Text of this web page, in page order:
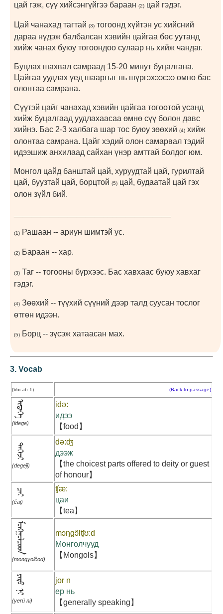
цай гэж, сүү хийсэнгүйгээ бараан (2) цай гэдэг.
Цай чанахад тагтай (3) тогоонд хүйтэн ус хийсний
дараа нүдэж балбалсан хэвийн цайгаа бөс уутанд
хийж чанах буюу тогоондоо сулаар нь хийж чандаг.
Буцлах шахвал самраад 15-20 минут буцалгана.
Цайгаа уудлах үед шааргыг нь шүргэхээсээ өмнө бас
олонтаа самрана.
Сүүтэй цайг чанахад хэвийн цайгаа тогоотой усанд
хийж буцалгаад уудлахаасаа өмнө сүү болон давс
хийнэ. Бас 2-3 халбага шар тос буюу зөөхий (4) хийж
олонтаа самрана. Цайг хэдий олон самарвал тэдий
идээшиж анхилаад сайхан үнэр амттай болдог юм.
Монгол цайд банштай цай, хуруудтай цай, гурилтай
цай, буузтай цай, борцтой (5) цай, будаатай цай гэх
олон зүйл бий.
(1) Рашаан -- ариун шимтэй ус.
(2) Бараан -- хар.
(3) Таг -- тогооны бүрхээс. Бас хавхаас буюу хавхаг
гэдэг.
(4) Зөөхий -- түүхий сүүний дээр талд суусан тослог
өтгөн идээн.
(5) Борц -- зүсэж хатаасан мах.
3. Vocab
(Vocab 1) (Back to passage)
ᠢᠳᠡᠭᠡ
(idege)
idə:
идээ
【food】
ᠳᠡᠭᠡᠵᠢ
(degeǰi)
də:ʤ
дээж
【the choicest parts offered to deity or guest
of honour】
ᠴᠠᠢ
(čai)
ʧæ:
цаи
【tea】
ᠮᠣᠩᠭᠣᠯᠴᠣᠳ
(mongɣolčod)
mɔŋgɔ̌lʧʊ:d
Монголчууд
【Mongols】
ᠶᠡᠷᠦ ᠨᠢ
(yerü ni)
jor n
ер нь
【generally speaking】